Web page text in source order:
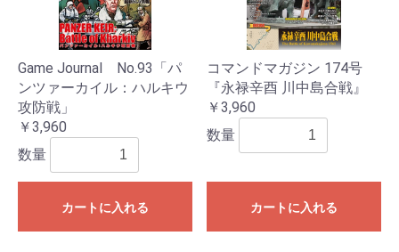
Game Journal No.93「パ
ンツァーカイル：ハルキウ
攻防戦」
￥3,960
数量
カートに入れる
コマンドマガジン 174号
『永禄辛酉 川中島合戦』
￥3,960
数量
カートに入れる